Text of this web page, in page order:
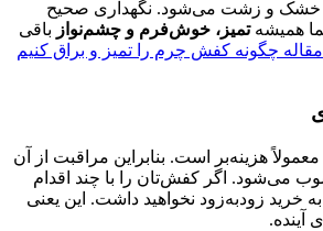
خشک و زشت می‌شود. نگهداری صحیح
همیشهتمیز، خوش‌فرم و چشم‌نواز باقی
مقاله چگونه کفش چرم را تمیز و براق کنیم
هزینه‌بر است. بنابراین مراقبت از آن
می‌شود. اگر کفش‌تان را با چند اقدام
خرید زودبه‌زود نخواهید داشت. این یعنی
آینده.